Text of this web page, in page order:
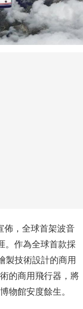
佈，全球首架波音
。作為全球首款採
製技術設計的商用
的商用飛行器，將
物館安度餘生。